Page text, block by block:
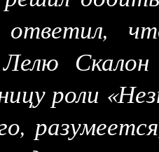
Лелю
роли